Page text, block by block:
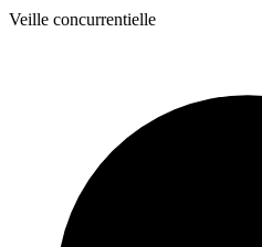
Veille concurrentielle